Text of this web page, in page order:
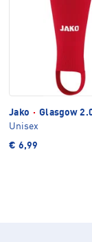
Jako · Glasgow
Unisex
€ 6,99